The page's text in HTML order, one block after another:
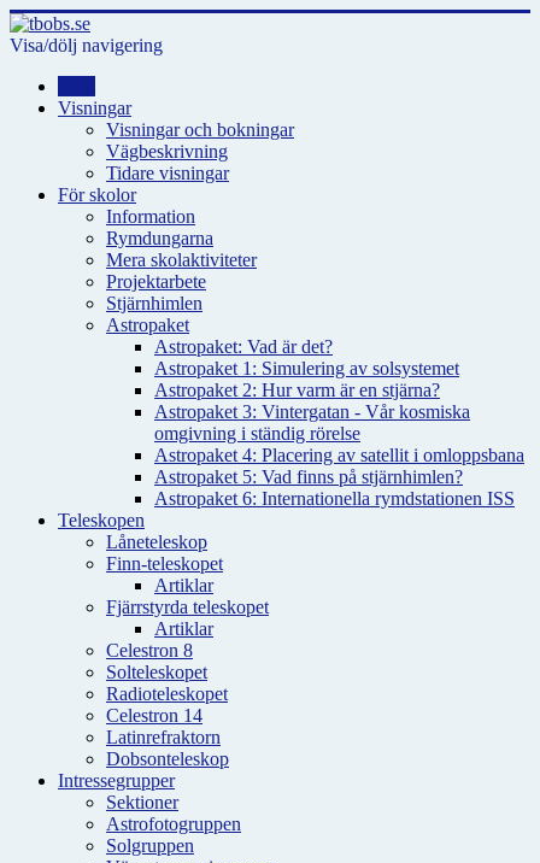
Visa/dölj navigering
Visningar
Visningar och bokningar
Vägbeskrivning
Tidare visningar
För skolor
Information
Rymdungarna
Mera skolaktiviteter
Projektarbete
Stjärnhimlen
Astropaket
Astropaket: Vad är det?
Astropaket 1: Simulering av solsystemet
Astropaket 2: Hur varm är en stjärna?
Astropaket 3: Vintergatan - Vår kosmiska
omgivning i ständig rörelse
Astropaket 4: Placering av satellit i omloppsbana
Astropaket 5: Vad finns på stjärnhimlen?
Astropaket 6: Internationella rymdstationen ISS
Teleskopen
Låneteleskop
Finn-teleskopet
Artiklar
Fjärrstyrda teleskopet
Artiklar
Celestron 8
Solteleskopet
Radioteleskopet
Celestron 14
Latinrefraktorn
Dobsonteleskop
Intressegrupper
Sektioner
Astrofotogruppen
Solgruppen